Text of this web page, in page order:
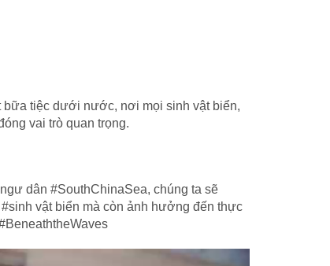
bữa tiệc dưới nước, nơi mọi sinh vật biển,
vai trò quan trọng.
dân #SouthChinaSea, chúng ta sẽ
vật biển mà còn ảnh hưởng đến thực